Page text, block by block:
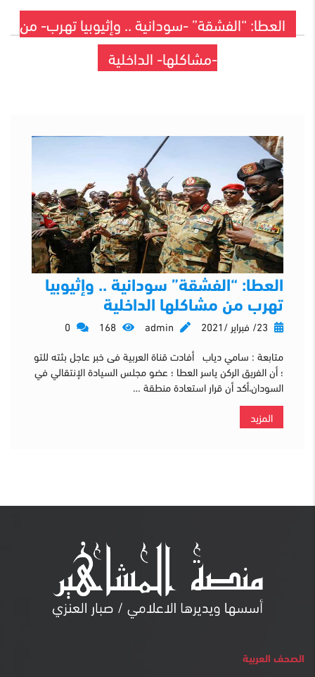
العطا: “الفشقة” -سودانية .. وإثيوبيا تهرب- من
-مشاكلها- الداخلية
العطا: “الفشقة” سودانية .. وإثيوبيا
تهرب من مشاكلها الداخلية
admin
متابعة : سامي دياب أفادت قناة العربية فى خبر عاجل بثته للتو
؛ أن الفريق الركن ياسر العطا ؛ عضو مجلس السيادة الإنتقالي في
السودان،أكد أن قرار استعادة منطقة …
المزيد
الصحف العربية